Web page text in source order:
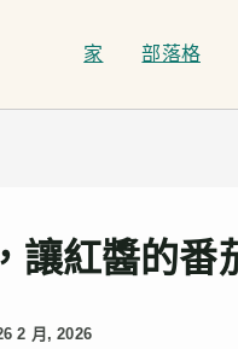
家 部落格
讓紅醬的番
2 月, 2026